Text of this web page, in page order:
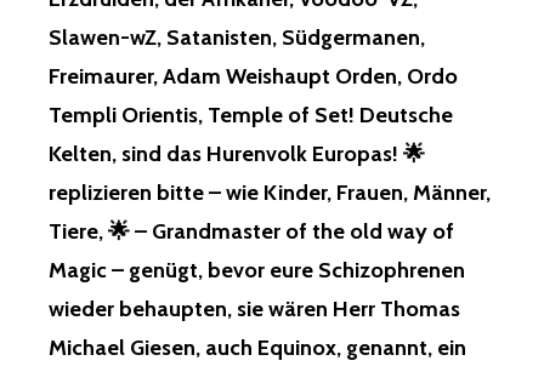
WE
TTSPIEL 20
WONNEN…, 4.
UN
PL
ATZ, ZU
SÄTZLICH, NO
CH ER
TIPPT! ⚡️
KE
NTAKTE BE
Slawen-wZ, Satanisten, Südgermanen,
Freimaurer, Adam Weishaupt Orden, Ordo
Templi Orientis, Temple of Set! Deutsche
Kelten, sind das Hurenvolk Europas! 🌟
replizieren bitte – wie Kinder, Frauen, Männer,
Tiere, 🌟 – Grandmaster of the old way of
Magic – genügt, bevor eure Schizophrenen
wieder behaupten, sie wären Herr Thomas
Michael Giesen, auch Equinox, genannt, ein